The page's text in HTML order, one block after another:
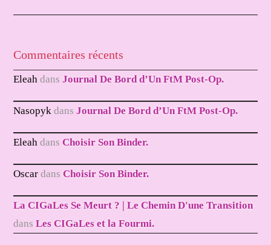
Commentaires récents
Eleah dansJournal De Bord d’Un FtM Post-Op.
Nasopyk dansJournal De Bord d’Un FtM Post-Op.
Eleah dansChoisir Son Binder.
Oscar dansChoisir Son Binder.
La CIGaLes Se Meurt ? | Le Chemin D'une Transition
dansLes CIGaLes et la Fourmi.